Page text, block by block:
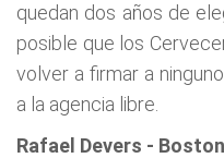
quedan dos años de
posible que los
volver a firmar a
a la agencia libre.
Rafael Devers -